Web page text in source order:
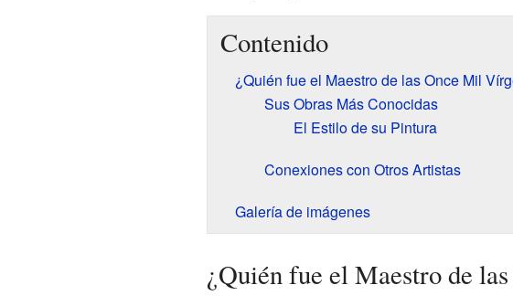
Contenido
¿Quién fue el Maestro de las Once Mil
Sus Obras Más Conocidas
El Estilo de su Pintura
Conexiones con Otros Artistas
Galería de imágenes
¿Quién fue el Maestro de